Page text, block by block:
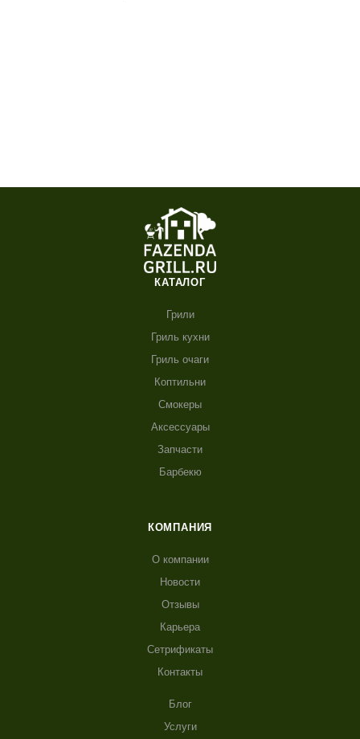
КАТАЛОГ
Грили
Гриль кухни
Гриль очаги
Коптильни
Смокеры
Аксессуары
Запчасти
Барбекю
КОМПАНИЯ
О компании
Новости
Отзывы
Карьера
Сетрификаты
Контакты
Блог
Услуги